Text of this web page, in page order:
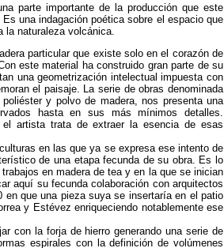
parte importante de la producción que este
una indagación poética sobre el espacio que
naturaleza volcánica.
particular que existe solo en el corazón de
este material ha construido gran parte de su
una geometrización intelectual impuesta con
el paisaje. La serie de obras denominada
y polvo de madera, nos presenta una
hasta en sus más mínimos detalles.
artista trata de extraer la esencia de esas
en las que ya se expresa ese intento de
de una etapa fecunda de su obra. Es lo
en madera de tea y en la que se inician
aquí su fecunda colaboración con arquitectos
que una pieza suya se insertaría en el patio
y Estévez enriqueciendo notablemente ese
con la forja de hierro generando una serie de
espirales con la definición de volúmenes